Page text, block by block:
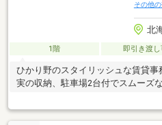
その他
北
1階 即引き渡
ひかり野のスタイリッシュな賃貸
実の収納、駐車場2台付でスムーズ